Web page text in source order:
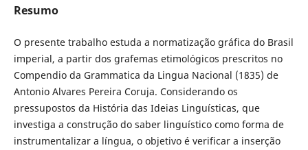
Resumo
O presente trabalho estuda a normatização gráfica do Brasil
imperial, a partir dos grafemas etimológicos prescritos no
Compendio da Grammatica da Lingua Nacional (1835) de
Antonio Alvares Pereira Coruja. Considerando os
pressupostos da História das Ideias Linguísticas, que
investiga a construção do saber linguístico como forma de
instrumentalizar a língua, o objetivo é verificar a inserção